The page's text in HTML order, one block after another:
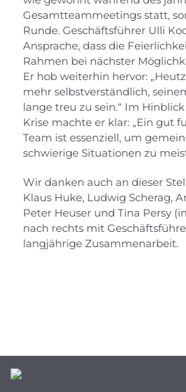
Gesamtteammeetings statt,
Runde. Geschäftsführer Ulli
Ansprache, dass die
Rahmen bei nächster
Er hob weiterhin hervor:
mehr selbstverständlich,
lange treu zu sein.“ Im
Krise machte er klar: „Ein gut
Team ist essenziell, um
schwierige Situationen zu
Wir danken auch an dieser
Klaus Huke, Ludwig Scherag,
Peter Heuser und Tina Persy
nach rechts mit
langjährige Zusammenarbeit.